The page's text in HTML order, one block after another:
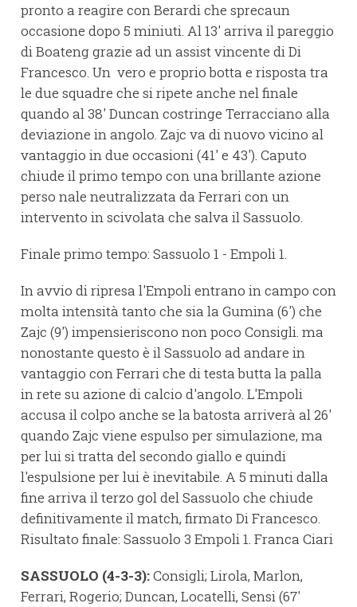
pronto a reagire con Berardi che sprecaun
occasione dopo 5 miniuti. Al 13' arriva il pareggio
di Boateng grazie ad un assist vincente di Di
Francesco. Un vero e proprio botta e risposta tra
le due squadre che si ripete anche nel finale
quando al 38' Duncan costringe Terracciano alla
deviazione in angolo. Zajc va di nuovo vicino al
vantaggio in due occasioni (41' e 43'). Caputo
chiude il primo tempo con una brillante azione
perso nale neutralizzata da Ferrari con un
intervento in scivolata che salva il Sassuolo.
Finale primo tempo: Sassuolo 1 - Empoli 1.
In avvio di ripresa l'Empoli entrano in campo con
molta intensità tanto che sia la Gumina (6') che
Zajc (9') impensieriscono non poco Consigli. ma
nonostante questo è il Sassuolo ad andare in
vantaggio con Ferrari che di testa butta la palla
in rete su azione di calcio d'angolo. L'Empoli
accusa il colpo anche se la batosta arriverà al 26'
quando Zajc viene espulso per simulazione, ma
per lui si tratta del secondo giallo e quindi
l'espulsione per lui è inevitabile. A 5 minuti dalla
fine arriva il terzo gol del Sassuolo che chiude
definitivamente il match, firmato Di Francesco.
Risultato finale: Sassuolo 3 Empoli 1. Franca Ciari
SASSUOLO (4-3-3):Consigli; Lirola, Marlon,
Ferrari, Rogerio; Duncan, Locatelli, Sensi (67′